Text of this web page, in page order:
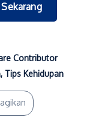
Contributor
, Tips Kehidupan